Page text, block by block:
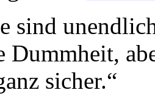
sind
Dummheit,
sicher.“